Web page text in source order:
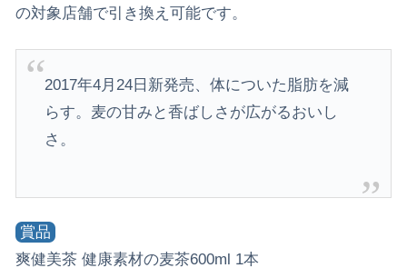
の対象店舗で引き換え可能です。
2017年4月24日新発売、体についた脂肪を減
らす。麦の甘みと香ばしさが広がるおいし
さ。
賞品
爽健美茶 健康素材の麦茶600ml 1本